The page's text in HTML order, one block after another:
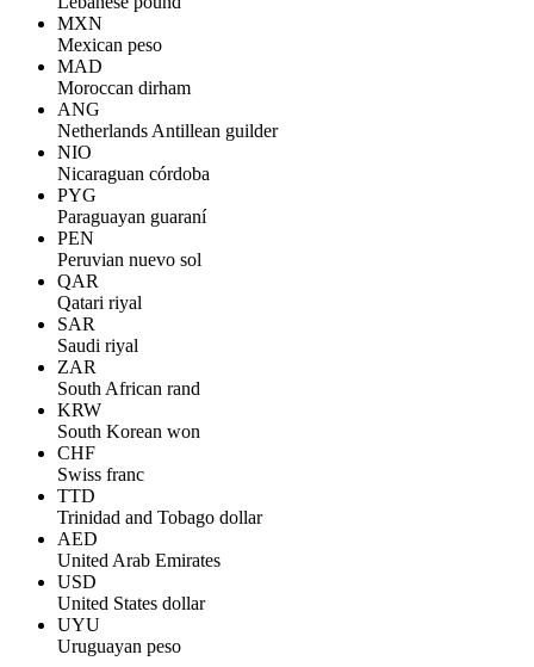
MXN
Mexican peso
MAD
Moroccan dirham
ANG
Netherlands Antillean guilder
NIO
Nicaraguan córdoba
PYG
Paraguayan guaraní
PEN
Peruvian nuevo sol
QAR
Qatari riyal
SAR
Saudi riyal
ZAR
South African rand
KRW
South Korean won
CHF
Swiss franc
TTD
Trinidad and Tobago dollar
AED
United Arab Emirates
USD
United States dollar
UYU
Uruguayan peso